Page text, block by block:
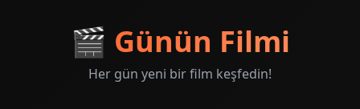
🎬 Günün Filmi
Her gün yeni bir film keşfedin!